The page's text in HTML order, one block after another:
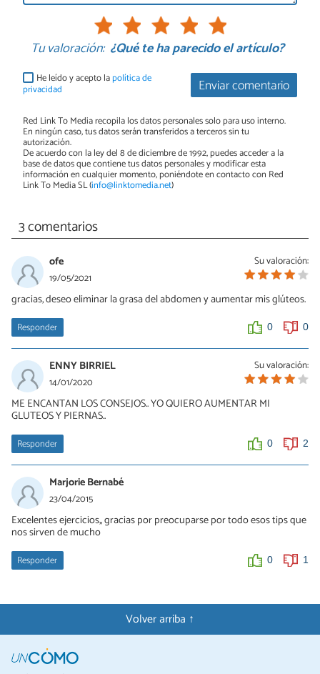
Tu valoración: ¿Qué te ha parecido el artículo?
Enviar comentario
He leído y acepto lapolítica de
privacidad
Red Link To Media recopila los datos personales solo para uso interno.
En ningún caso, tus datos serán transferidos a terceros sin tu
autorización.
De acuerdo con la ley del 8 de diciembre de 1992, puedes acceder a la
base de datos que contiene tus datos personales y modificar esta
información en cualquier momento, poniéndote en contacto con Red
Link To Media SL (info@linktomedia.net)
3 comentarios
Su valoración:
ofe
19/05/2021
gracias, deseo eliminar la grasa del abdomen y aumentar mis glúteos.
Responder 0 0
Su valoración:
ENNY BIRRIEL
14/01/2020
ME ENCANTAN LOS CONSEJOS.. YO QUIERO AUMENTAR MI
GLUTEOS Y PIERNAS..
Responder 0 2
Marjorie Bernabé
23/04/2015
Excelentes ejercicios,, gracias por preocuparse por todo esos tips que
nos sirven de mucho
Responder 0 1
Volver arriba ↑